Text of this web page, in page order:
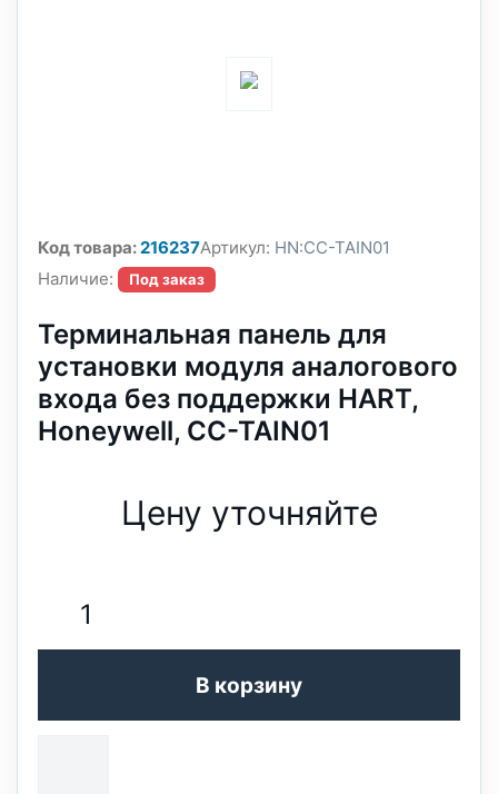
Код товара:216237Артикул: HN:CC-TAIN01
Наличие:
Под заказ
Терминальная панель для
установки модуля аналогового
входа без поддержки HART,
Honeywell, CC-TAIN01
Цену уточняйте
В корзину